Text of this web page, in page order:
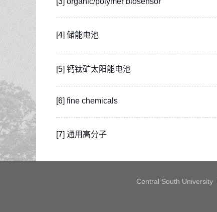
[4] 储能电池
[5] 钙钛矿太阳能电池
[6] fine chemicals
[7] 通用高分子
Central South